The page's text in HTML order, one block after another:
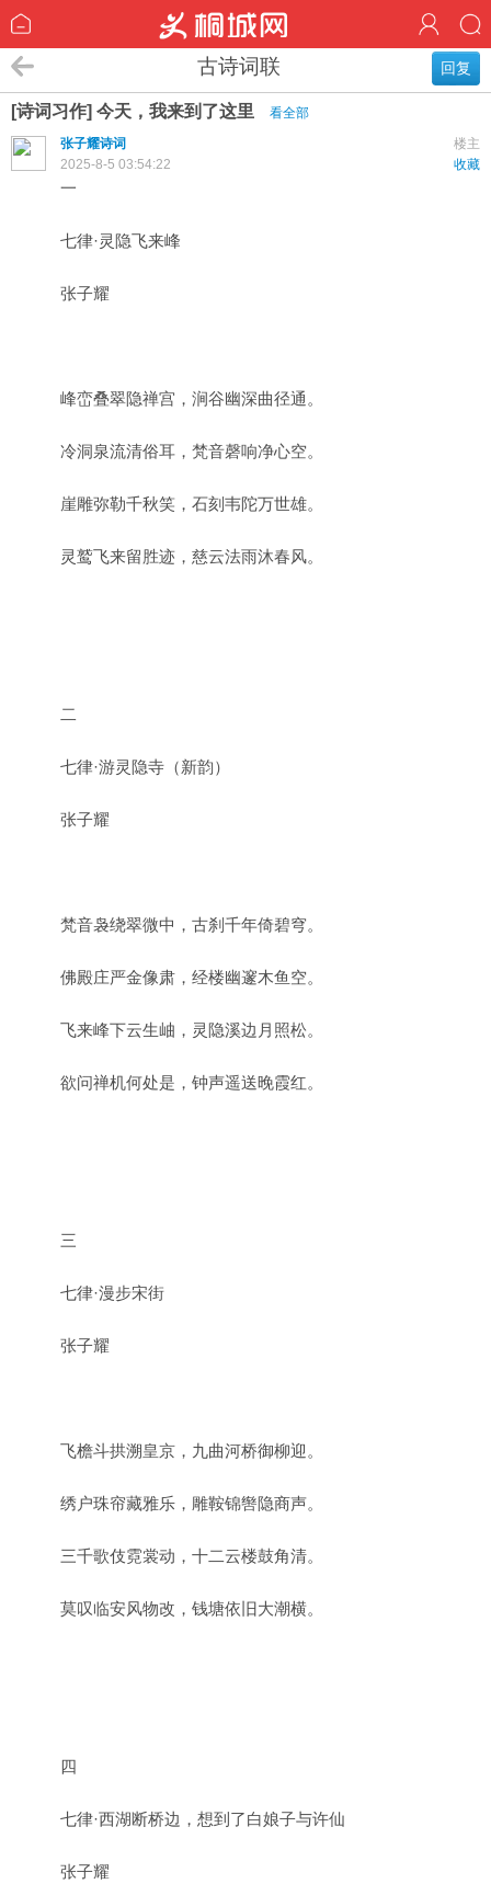
回复
古诗词联
[诗词习作] 今天，我来到了这里
看全部
楼主
张子耀诗词
收藏
2025-8-5 03:54:22
一
七律·灵隐飞来峰
张子耀
峰峦叠翠隐禅宫，涧谷幽深曲径通。
冷洞泉流清俗耳，梵音磬响净心空。
崖雕弥勒千秋笑，石刻韦陀万世雄。
灵鹫飞来留胜迹，慈云法雨沐春风。
二
七律·游灵隐寺（新韵）
张子耀
梵音袅绕翠微中，古刹千年倚碧穹。
佛殿庄严金像肃，经楼幽邃木鱼空。
飞来峰下云生岫，灵隐溪边月照松。
欲问禅机何处是，钟声遥送晚霞红。
三
七律·漫步宋街
张子耀
飞檐斗拱溯皇京，九曲河桥御柳迎。
绣户珠帘藏雅乐，雕鞍锦辔隐商声。
三千歌伎霓裳动，十二云楼鼓角清。
莫叹临安风物改，钱塘依旧大潮横。
四
七律·西湖断桥边，想到了白娘子与许仙
张子耀